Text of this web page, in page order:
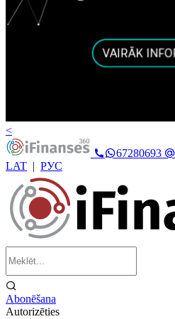
<
67280693
LAT | РУС
Abonēšana
Autorizēties